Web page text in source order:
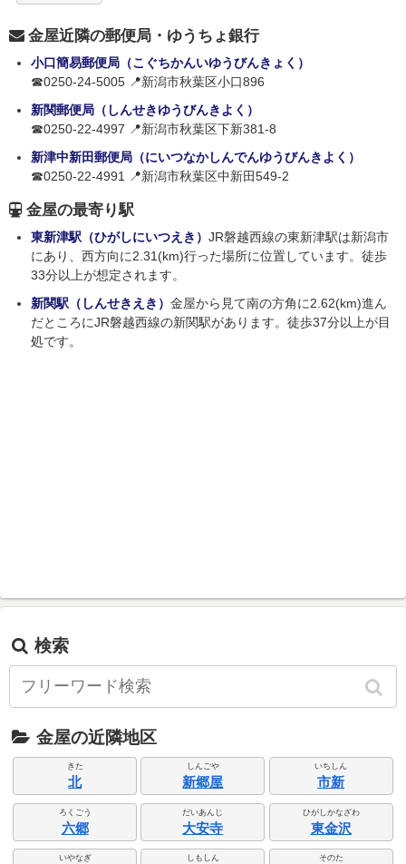
金屋近隣の郵便局・ゆうちょ銀行
小口簡易郵便局（こぐちかんいゆうびんきょく）
☎0250-24-5005 📍新潟市秋葉区小口896
新関郵便局（しんせきゆうびんきよく）
☎0250-22-4997 📍新潟市秋葉区下新381-8
新津中新田郵便局（にいつなかしんでんゆうびんきよく）
☎0250-22-4991 📍新潟市秋葉区中新田549-2
金屋の最寄り駅
東新津駅（ひがしにいつえき） JR磐越西線の東新津駅は新潟市
にあり、西方向に2.31(km)行った場所に位置しています。徒歩
33分以上が想定されます。
新関駅（しんせきえき） 金屋から見て南の方角に2.62(km)進ん
だところにJR磐越西線の新関駅があります。徒歩37分以上が目
処です。
検索
金屋の近隣地区
きた
北
しんごや
新郷屋
いちしん
市新
ろくごう
六郷
だいあんじ
大安寺
ひがしかなざわ
東金沢
いやなぎ しもしん そのた